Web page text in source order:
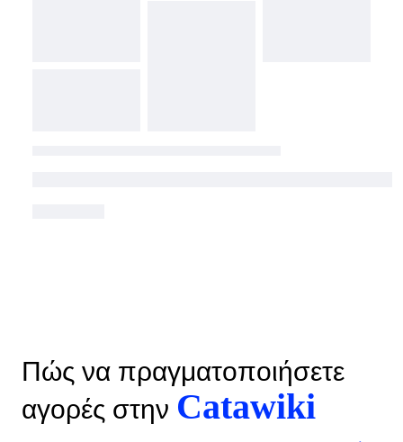
Πώς να πραγματοποιήσετε
αγορές στην Catawiki